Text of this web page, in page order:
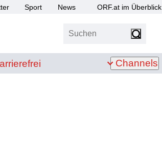
Sport News ORF.at im Überblick
Suchen
Channels